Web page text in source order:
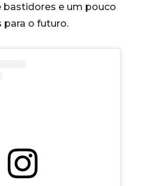
bastidores e um pouco
para o futuro.